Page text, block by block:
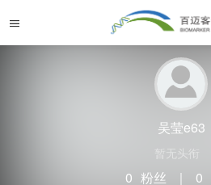
吴莹e63
暂无头衔
0 粉丝 ｜ 0